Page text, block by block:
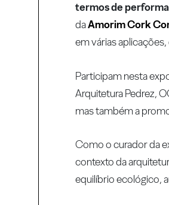
termos de
daAmorim Cork
em várias
Participam nesta
Arquitetura Pedrez,
mas também a
Como o curador da
contexto da
equilíbrio ecológico,